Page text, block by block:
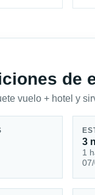
de
vuelo + hotel y
3
1